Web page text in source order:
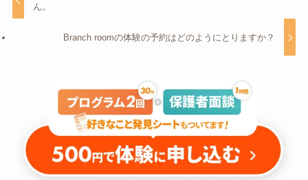
ん。
Branch roomの体験の予約はどのようにとりますか？